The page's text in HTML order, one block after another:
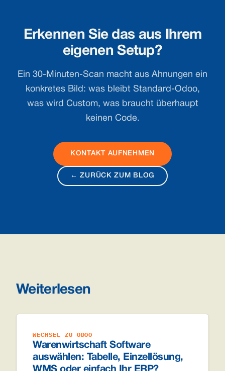
Erkennen Sie das aus Ihrem
eigenen Setup?
Ein 30-Minuten-Scan macht aus Ahnungen ein
konkretes Bild: was bleibt Standard-Odoo,
was wird Custom, was braucht überhaupt
keinen Code.
KONTAKT AUFNEHMEN
← ZURÜCK ZUM BLOG
Weiterlesen
WECHSEL ZU ODOO
Warenwirtschaft Software
auswählen: Tabelle, Einzellösung,